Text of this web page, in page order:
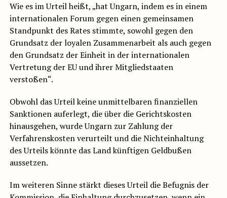
Wie es im Urteil heißt, „hat Ungarn, indem es in einem
internationalen Forum gegen einen gemeinsamen
Standpunkt des Rates stimmte, sowohl gegen den
Grundsatz der loyalen Zusammenarbeit als auch gegen
den Grundsatz der Einheit in der internationalen
Vertretung der EU und ihrer Mitgliedstaaten
verstoßen“.
Obwohl das Urteil keine unmittelbaren finanziellen
Sanktionen auferlegt, die über die Gerichtskosten
hinausgehen, wurde Ungarn zur Zahlung der
Verfahrenskosten verurteilt und die Nichteinhaltung
des Urteils könnte das Land künftigen Geldbußen
aussetzen.
Im weiteren Sinne stärkt dieses Urteil die Befugnis der